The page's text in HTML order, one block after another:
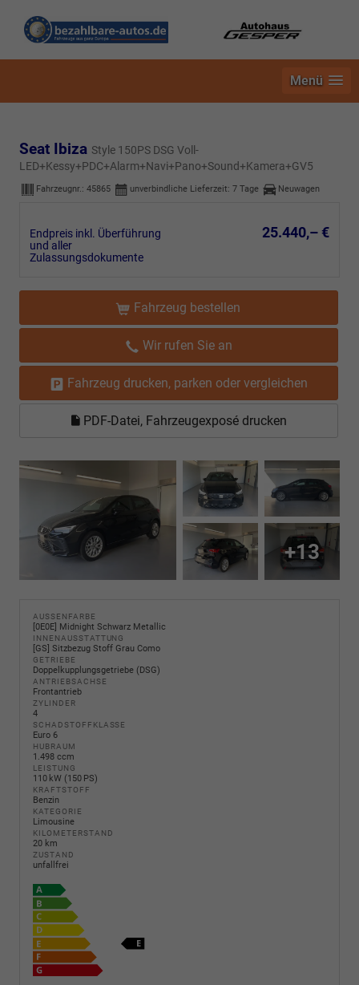
Menü
Seat Ibiza Style 150PS DSG Voll-
LED+Kessy+PDC+Alarm+Navi+Pano+Sound+Kamera+GV5
Fahrzeugnr.: 45865 unverbindliche Lieferzeit: 7 Tage Neuwagen
Endpreis inkl. Überführung
und aller
Zulassungsdokumente
25.440,– €
Fahrzeug bestellen
Wir rufen Sie an
Fahrzeug drucken, parken oder vergleichen
PDF-Datei, Fahrzeugexposé drucken
+13
AUSSENFARBE
[0E0E] Midnight Schwarz Metallic
INNENAUSSTATTUNG
[GS] Sitzbezug Stoff Grau Como
GETRIEBE
Doppelkupplungsgetriebe (DSG)
ANTRIEBSACHSE
Frontantrieb
ZYLINDER
4
SCHADSTOFFKLASSE
Euro 6
HUBRAUM
1.498 ccm
LEISTUNG
110 kW (150 PS)
KRAFTSTOFF
Benzin
KATEGORIE
Limousine
KILOMETERSTAND
20 km
ZUSTAND
unfallfrei